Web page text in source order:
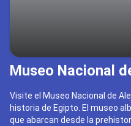
Museo Nacional
Visite el Museo Nacional de
historia de Egipto. El museo
que abarcan desde la